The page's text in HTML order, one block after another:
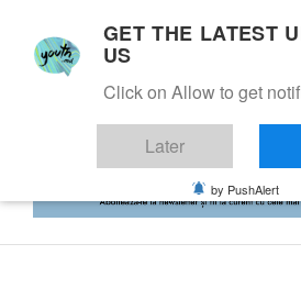
GET THE LATEST
US
Click on Allow to get
Later
by PushAlert